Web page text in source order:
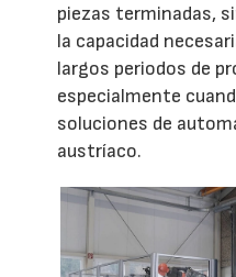
piezas terminadas,
la capacidad
largos periodos de
especialmente
soluciones de
austríaco.